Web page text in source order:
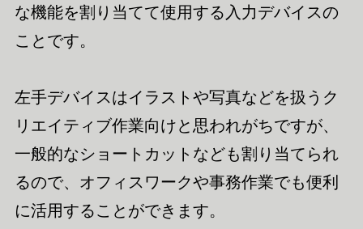
な機能を割り当てて使用する入力デバイスの
ことです。
左手デバイスはイラストや写真などを扱うク
リエイティブ作業向けと思われがちですが、
一般的なショートカットなども割り当てられ
るので、オフィスワークや事務作業でも便利
に活用することができます。